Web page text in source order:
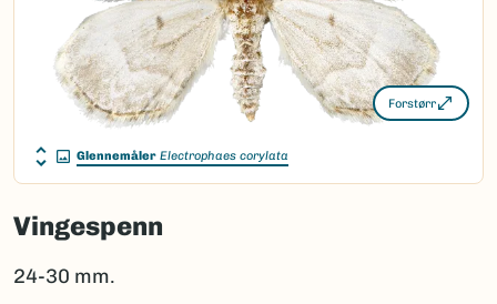
Forstørr
Glennemåler Electrophaes corylata
Vingespenn
24-30 mm.